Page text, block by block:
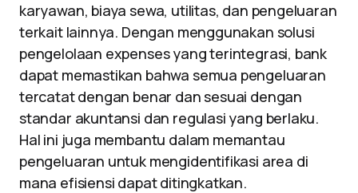
karyawan, biaya sewa, utilitas, dan pengeluaran
terkait lainnya. Dengan menggunakan solusi
pengelolaan expenses yang terintegrasi, bank
dapat memastikan bahwa semua pengeluaran
tercatat dengan benar dan sesuai dengan
standar akuntansi dan regulasi yang berlaku.
Hal ini juga membantu dalam memantau
pengeluaran untuk mengidentifikasi area di
mana efisiensi dapat ditingkatkan.